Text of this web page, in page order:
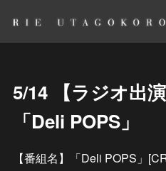
5/14 【ラジオ出
「Deli POPS」
【番組名】「Deli POPS」